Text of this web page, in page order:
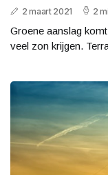
2 maart 2021 2
Groene aanslag
veel zon krijgen.